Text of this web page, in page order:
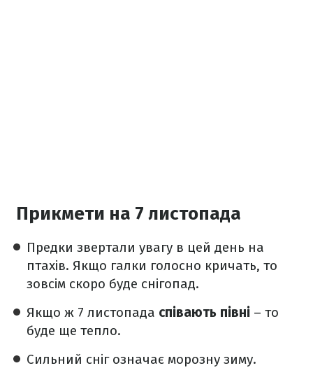
Прикмети на 7 листопада
Предки звертали увагу в цей день на
птахів. Якщо галки голосно кричать, то
зовсім скоро буде снігопад.
Якщо ж 7 листопада співають півні – то
буде ще тепло.
Сильний сніг означає морозну зиму.